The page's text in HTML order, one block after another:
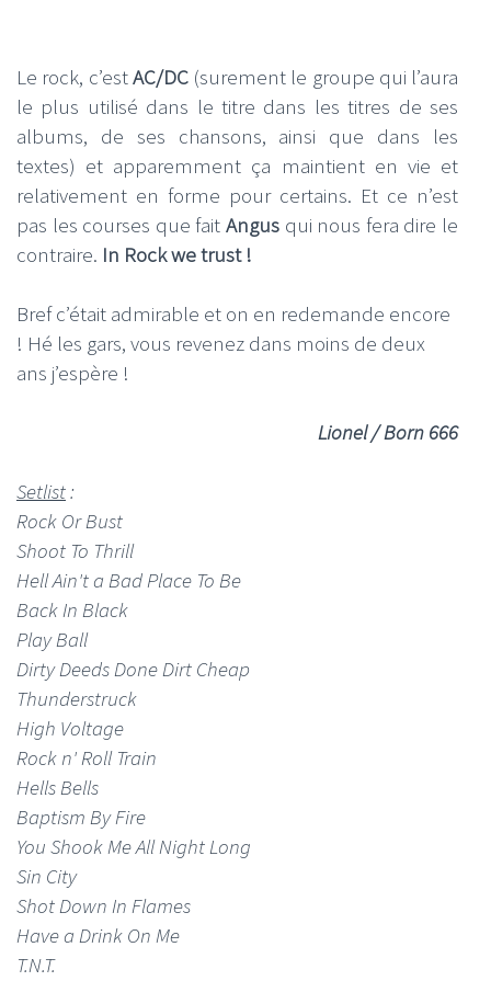
Le rock, c’estAC/DC(surement le groupe qui l’aura
le plus utilisé dans le titre dans les titres de ses
albums, de ses chansons, ainsi que dans les
textes) et apparemment ça maintient en vie et
relativement en forme pour certains. Et ce n’est
pas les courses que fait Angus qui nous fera dire le
contraire. In Rock we trust !
Bref c’était admirable et on en redemande encore
! Hé les gars, vous revenez dans moins de deux
ans j’espère !
Lionel / Born 666
Setlist:
Rock Or Bust
Shoot To Thrill
Hell Ain't a Bad Place To Be
Back In Black
Play Ball
Dirty Deeds Done Dirt Cheap
Thunderstruck
High Voltage
Rock n' Roll Train
Hells Bells
Baptism By Fire
You Shook Me All Night Long
Sin City
Shot Down In Flames
Have a Drink On Me
T.N.T.